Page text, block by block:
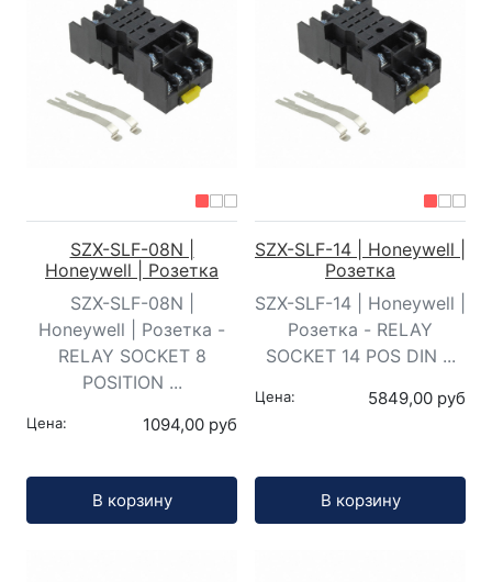
SZX-SLF-08N |
Honeywell | Розетка
SZX-SLF-08N |
Honeywell | Розетка -
RELAY SOCKET 8
POSITION ...
Цена: 1094,00 руб
В корзину
SZX-SLF-14 | Honeywell |
Розетка
SZX-SLF-14 | Honeywell |
Розетка - RELAY
SOCKET 14 POS DIN ...
Цена: 5849,00 руб
В корзину